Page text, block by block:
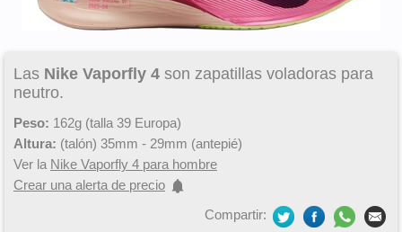
Las Nike Vaporfly 4 son zapatillas voladoras para
neutro.
Peso: 162g (talla 39 Europa)
Altura: (talón) 35mm - 29mm (antepié)
Ver la Nike Vaporfly 4 para hombre
Crear una alerta de precio
Compartir: